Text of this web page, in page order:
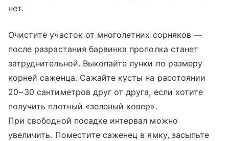
нет.
Очистите участок от многолетних сорняков —
после разрастания барвинка прополка станет
затруднительной. Выкопайте лунки по размеру
корней саженца. Сажайте кусты на расстоянии
20−30 сантиметров друг от друга, если хотите
получить плотный «зеленый ковер».
При свободной посадке интервал можно
увеличить. Поместите саженец в ямку, засыпьте